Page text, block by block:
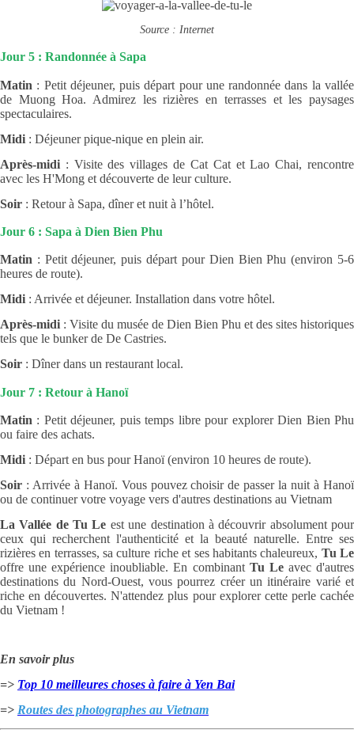
Source : Internet
Jour 5 : Randonnée à Sapa
Matin : Petit déjeuner, puis départ pour une randonnée dans la vallée
de Muong Hoa. Admirez les rizières en terrasses et les paysages
spectaculaires.
Midi : Déjeuner pique-nique en plein air.
Après-midi : Visite des villages de Cat Cat et Lao Chai, rencontre
avec les H'Mong et découverte de leur culture.
Soir : Retour à Sapa, dîner et nuit à l’hôtel.
Jour 6 : Sapa à Dien Bien Phu
Matin : Petit déjeuner, puis départ pour Dien Bien Phu (environ 5-6
heures de route).
Midi : Arrivée et déjeuner. Installation dans votre hôtel.
Après-midi : Visite du musée de Dien Bien Phu et des sites historiques
tels que le bunker de De Castries.
Soir : Dîner dans un restaurant local.
Jour 7 : Retour à Hanoï
Matin : Petit déjeuner, puis temps libre pour explorer Dien Bien Phu
ou faire des achats.
Midi : Départ en bus pour Hanoï (environ 10 heures de route).
Soir : Arrivée à Hanoï. Vous pouvez choisir de passer la nuit à Hanoï
ou de continuer votre voyage vers d'autres destinations au Vietnam
La Vallée de Tu Le est une destination à découvrir absolument pour
ceux qui recherchent l'authenticité et la beauté naturelle. Entre ses
rizières en terrasses, sa culture riche et ses habitants chaleureux, Tu Le
offre une expérience inoubliable. En combinant Tu Leavec d'autres
destinations du Nord-Ouest, vous pourrez créer un itinéraire varié et
riche en découvertes. N'attendez plus pour explorer cette perle cachée
du Vietnam !
En savoir plus
=> Top 10 meilleures choses à faire à Yen Bai
=> Routes des photographes au Vietnam